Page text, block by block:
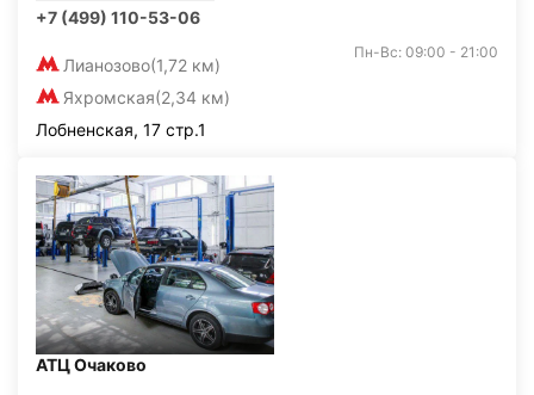
+7 (499) 110-53-06
Лианозово(1,72 км)
Яхромская(2,34 км)
Пн-Вс: 09:00 - 21:00
Лобненская, 17 стр.1
АТЦ Очаково